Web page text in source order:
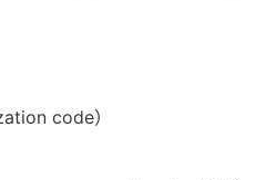
code）